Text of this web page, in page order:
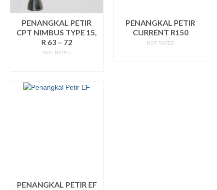
PENANGKAL PETIR
CPT NIMBUS TYPE 15,
R 63 – 72
NOT RATED
PENANGKAL PETIR
CURRENT R150
NOT RATED
PENANGKAL PETIR EF